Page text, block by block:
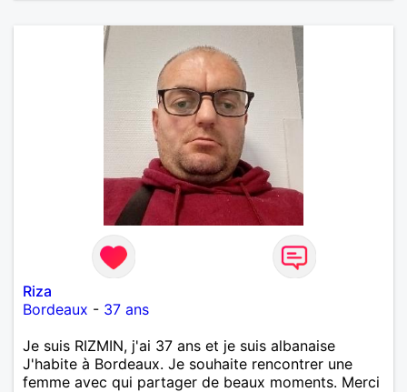
Riza
Bordeaux - 37 ans
Je suis RIZMIN, j'ai 37 ans et je suis albanaise
J'habite à Bordeaux. Je souhaite rencontrer une
femme avec qui partager de beaux moments. Merci